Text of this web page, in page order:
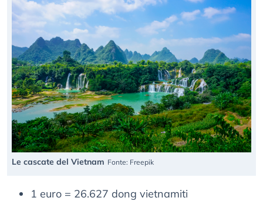
Le cascate del Vietnam Fonte: Freepik
1 euro = 26.627 dong vietnamiti